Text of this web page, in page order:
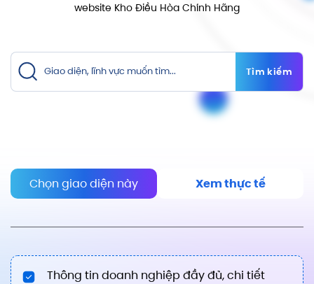
website Kho Điều Hòa Chính Hãng
Tìm kiếm
Chọn giao diện này Xem thực tế
Thông tin doanh nghiệp đầy đủ, chi tiết